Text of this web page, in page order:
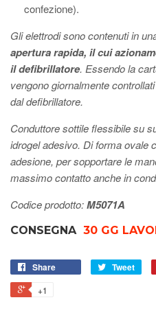
confezione).
Gli elettrodi sono contenuti in
apertura rapida, il cui
il defibrillatore. Essendo la
vengono giornalmente
dal defibrillatore.
Conduttore sottile flessibile su
idrogel adesivo. Di forma ovale
adesione, per sopportare le
massimo contatto anche in
Codice prodotto:M5071A
CONSEGNA 30 GG
Share Tweet
+1